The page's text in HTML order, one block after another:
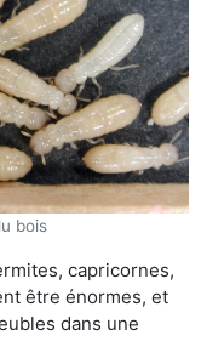
bois
capricornes,
être énormes, et
dans une